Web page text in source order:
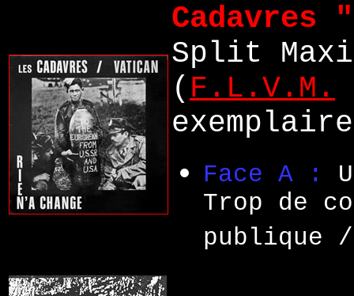
Cadavres
Split
(F.L.V.M.
Face A :
Trop de